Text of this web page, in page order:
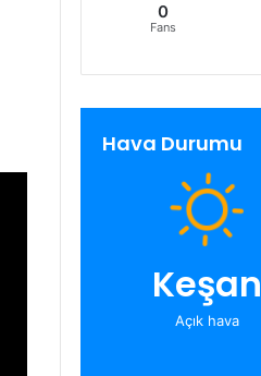
0
Fans
Hava Durumu
Keşan
Açık hava